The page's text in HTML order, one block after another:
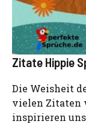
Zitate Hippie
Die Weisheit
vielen Zitaten
inspirieren